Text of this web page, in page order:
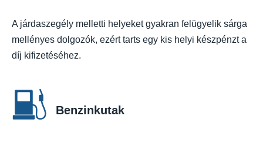
A járdaszegély melletti helyeket gyakran felügyelik sárga
mellényes dolgozók, ezért tarts egy kis helyi készpénzt a
díj kifizetéséhez.
Benzinkutak